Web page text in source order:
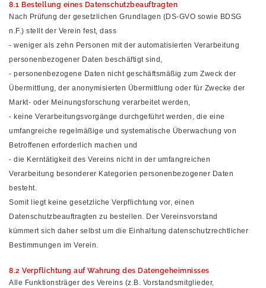
8.1 Bestellung eines Datenschutzbeauftragten
Nach Prüfung der gesetzlichen Grundlagen (DS-GVO sowie BDSG
n.F.) stellt der Verein fest, dass
- weniger als zehn Personen mit der automatisierten Verarbeitung
personenbezogener Daten beschäftigt sind,
- personenbezogene Daten nicht geschäftsmäßig zum Zweck der
Übermittlung, der anonymisierten Übermittlung oder für Zwecke der
Markt- oder Meinungsforschung verarbeitet werden,
- keine Verarbeitungsvorgänge durchgeführt werden, die eine
umfangreiche regelmäßige und systematische Überwachung von
Betroffenen erforderlich machen und
- die Kerntätigkeit des Vereins nicht in der umfangreichen
Verarbeitung besonderer Kategorien personenbezogener Daten
besteht.
Somit liegt keine gesetzliche Verpflichtung vor, einen
Datenschutzbeauftragten zu bestellen. Der Vereinsvorstand
kümmert sich daher selbst um die Einhaltung datenschutzrechtlicher
Bestimmungen im Verein.
8.2 Verpflichtung auf Wahrung des Datengeheimnisses
Alle Funktionsträger des Vereins (z.B. Vorstandsmitglieder,